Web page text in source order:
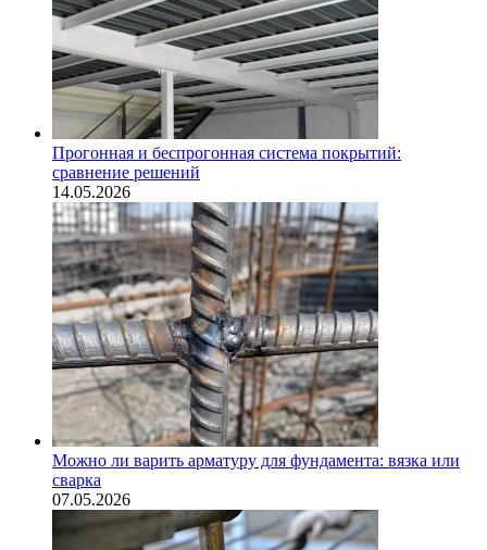
Прогонная и беспрогонная система покрытий:
сравнение решений
14.05.2026
Можно ли варить арматуру для фундамента: вязка или
сварка
07.05.2026